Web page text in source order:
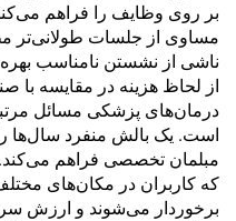
بر روی وظایف را فراهم
مساوی از جلسات طولانی‌تر
ناشی از نشستن نامناسب
از لحاظ هزینه در مقایسه با
درمان‌های پزشکی مسائل
است. یک بالش منفرد سال‌ها
مبلمان تخصصی فراهم
که کاربران در مکان‌های
برخوردار می‌شوند و ارزش